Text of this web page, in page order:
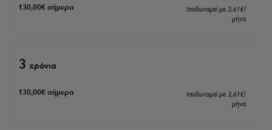
130,00€σήμερα Ισοδυναμεί με 3,61€/
μήνα
3 xρόνια
130,00€σήμερα Ισοδυναμεί με 3,61€/
μήνα